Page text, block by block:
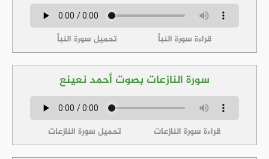
قراءة سورة النبأ تحميل سورة النبأ
سورة النازعات بصوت أحمد نعينع
قراءة سورة النازعات تحميل سورة النازعات